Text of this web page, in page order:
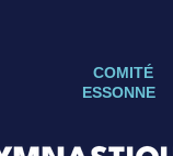
COMITÉ
ESSONNE